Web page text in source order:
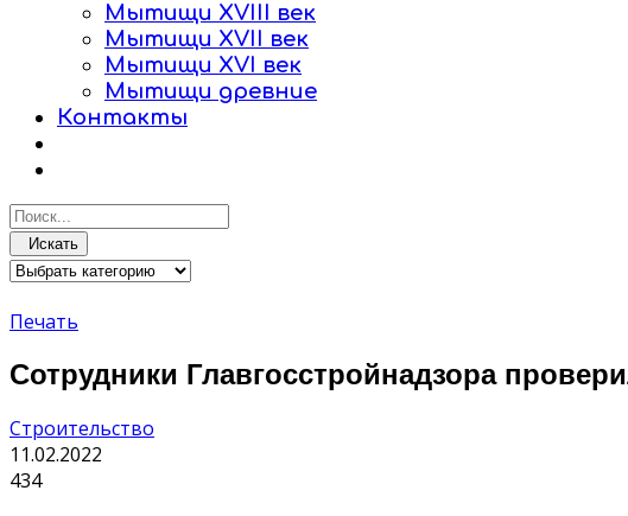
Мытищи XVIII век
Мытищи XVII век
Мытищи XVI век
Мытищи древние
Контакты
Искать
Печать
Сотрудники Главгосстройнадзора
Строительство
11.02.2022
434